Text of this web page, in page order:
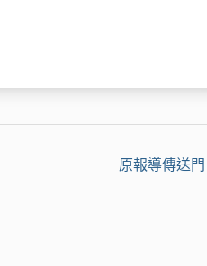
原報導傳送門